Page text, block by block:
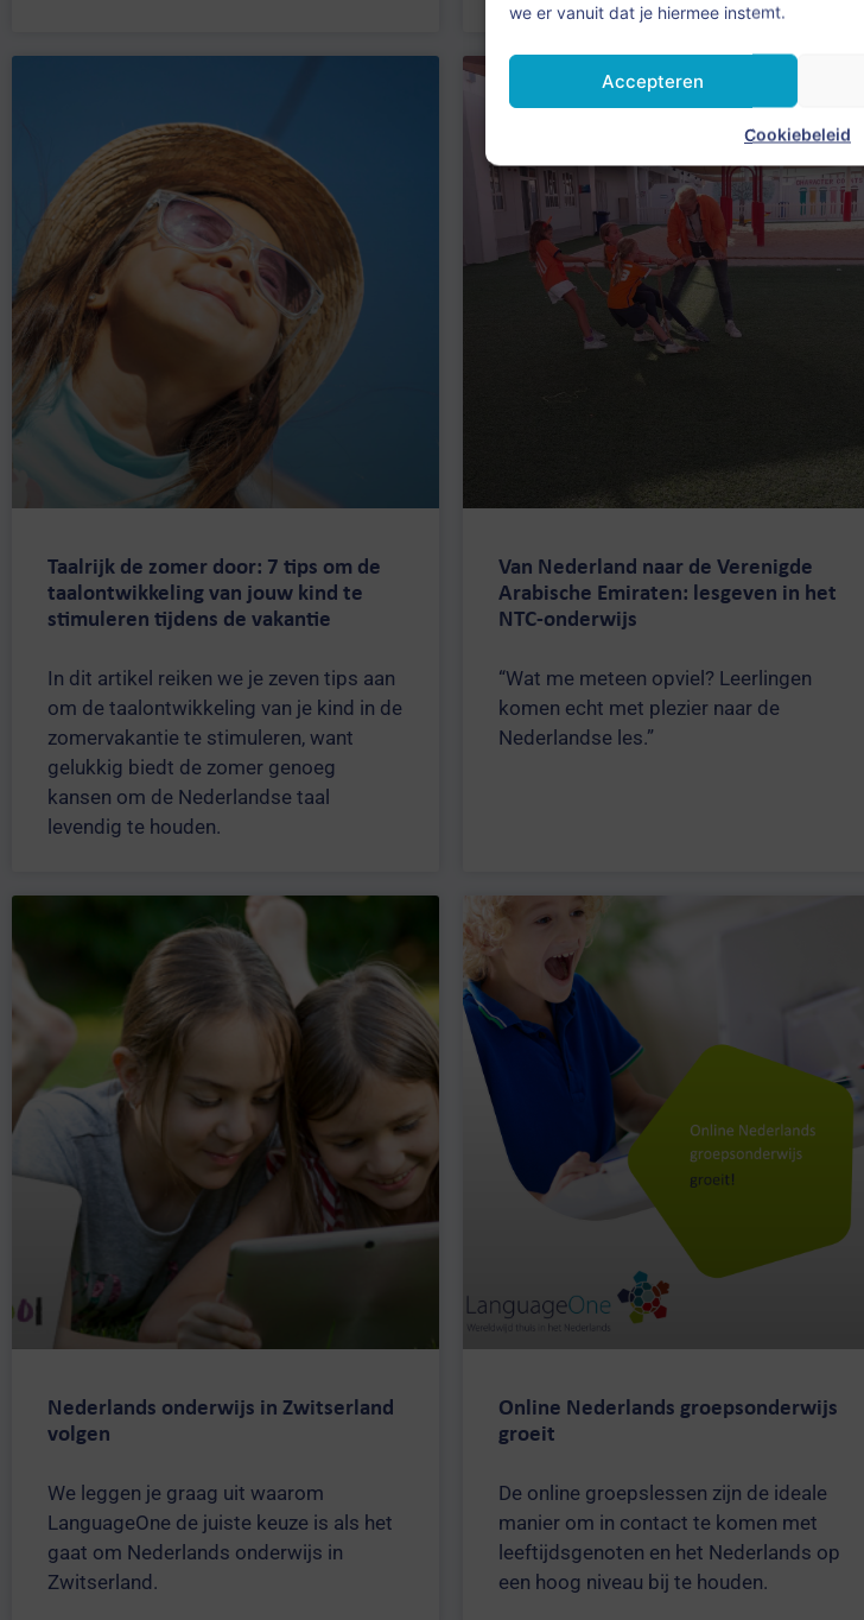
we er vanuit dat je hiermee instemt.
Accepteren
Cookiebeleid
Taalrijk de zomer door: 7 tips om de
taalontwikkeling van jouw kind te
stimuleren tijdens de vakantie
In dit artikel reiken we je zeven tips aan
om de taalontwikkeling van je kind in de
zomervakantie te stimuleren, want
gelukkig biedt de zomer genoeg
kansen om de Nederlandse taal
levendig te houden.
Van Nederland naar de Verenigde
Arabische Emiraten: lesgeven in het
NTC-onderwijs
“Wat me meteen opviel? Leerlingen
komen echt met plezier naar de
Nederlandse les.”
Nederlands onderwijs in Zwitserland
volgen
We leggen je graag uit waarom
LanguageOne de juiste keuze is als het
gaat om Nederlands onderwijs in
Zwitserland.
Online Nederlands groepsonderwijs
groeit
De online groepslessen zijn de ideale
manier om in contact te komen met
leeftijdsgenoten en het Nederlands op
een hoog niveau bij te houden.